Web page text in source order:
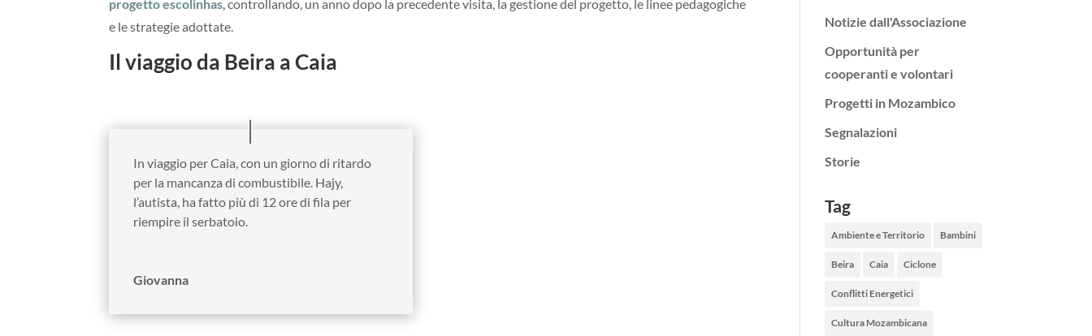
progetto escolinhas, controllando, un anno dopo la precedente visita, la gestione del progetto, le linee pedagogiche
e le strategie adottate.
Il viaggio da Beira a Caia
In viaggio per Caia, con un giorno di ritardo
per la mancanza di combustibile. Hajy,
l’autista, ha fatto più di 12 ore di fila per
riempire il serbatoio.
Giovanna
Notizie dall'Associazione
Opportunità per
cooperanti e volontari
Progetti in Mozambico
Segnalazioni
Storie
Tag
Ambiente e Territorio Bambini
Beira Caia Ciclone
Conflitti Energetici
Cultura Mozambicana